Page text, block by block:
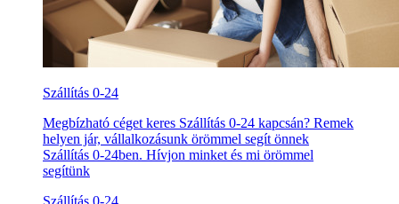
Szállítás 0-24
Megbízható céget keres Szállítás 0-24 kapcsán? Remek
helyen jár, vállalkozásunk örömmel segít önnek
Szállítás 0-24ben. Hívjon minket és mi örömmel
segítünk